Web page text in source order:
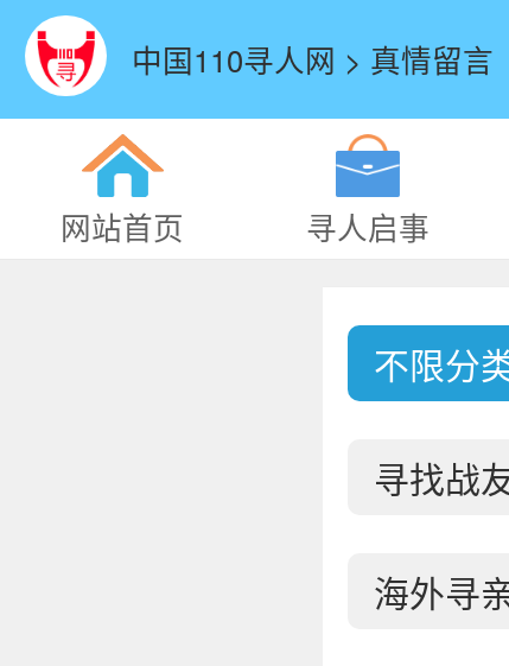
中国110寻人网 > 真情留言
网站首页 寻人启事
不限分
寻找战
海外寻